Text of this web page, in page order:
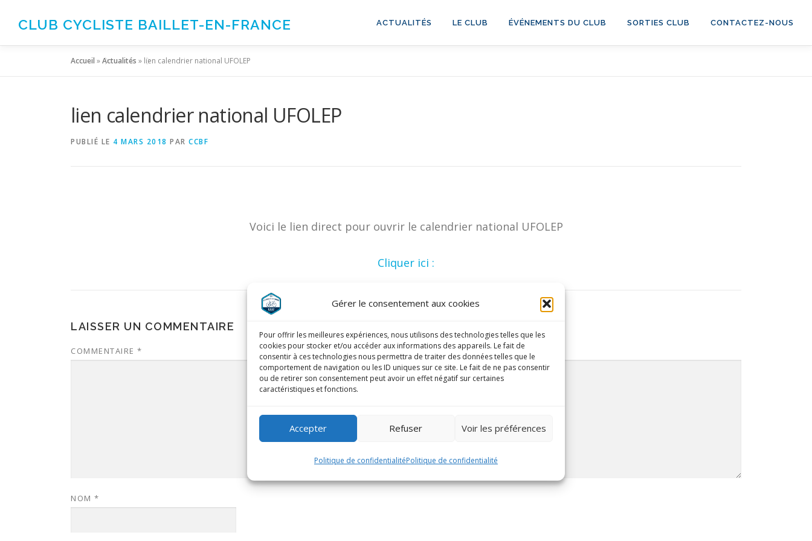
Gérer le consentement aux cookies
Pour offrir les meilleures expériences, nous utilisons des technologies telles que les
cookies pour stocker et/ou accéder aux informations des appareils. Le fait de
consentir à ces technologies nous permettra de traiter des données telles que le
comportement de navigation ou les ID uniques sur ce site. Le fait de ne pas consentir
ou de retirer son consentement peut avoir un effet négatif sur certaines
caractéristiques et fonctions.
Accepter Refuser Voir les préférences
Politique de confidentialitéPolitique de confidentialité
CLUB CYCLISTE BAILLET-EN-FRANCE ACTUALITÉS LE CLUB ÉVÉNEMENTS DU CLUB SORTIES CLUB CONTACTEZ-NOUS
Accueil »Actualités » lien calendrier national UFOLEP
lien calendrier national UFOLEP
PUBLIÉ LE 4 MARS 2018 PAR CCBF
Voici le lien direct pour ouvrir le calendrier national UFOLEP
Cliquer ici :
LAISSER UN COMMENTAIRE
COMMENTAIRE *
NOM *